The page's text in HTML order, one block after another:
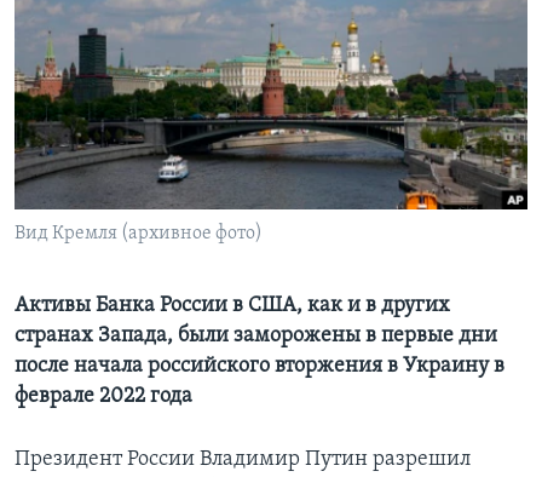
Learning English
СОЦИАЛЬНЫЕ СЕТИ
Языки
Вид Кремля (архивное фото)
Активы Банка России в США, как и в других
странах Запада, были заморожены в первые дни
после начала российского вторжения в Украину в
феврале 2022 года
Президент России Владимир Путин разрешил